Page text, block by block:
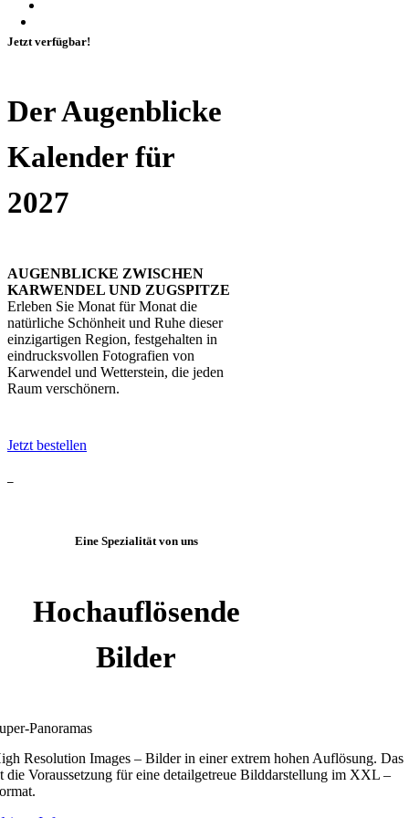
Jetzt verfügbar!
Der Augenblicke
Kalender für
2027
AUGENBLICKE ZWISCHEN
KARWENDEL UND ZUGSPITZE
Erleben Sie Monat für Monat die
natürliche Schönheit und Ruhe dieser
einzigartigen Region, festgehalten in
eindrucksvollen Fotografien von
Karwendel und Wetterstein, die jeden
Raum verschönern.
Jetzt bestellen
–
Eine Spezialität von uns
Hochauflösende
Bilder
Panoramas
Resolution Images – Bilder in einer extrem hohen Auflösung. Das
die Voraussetzung für eine detailgetreue Bilddarstellung im XXL –